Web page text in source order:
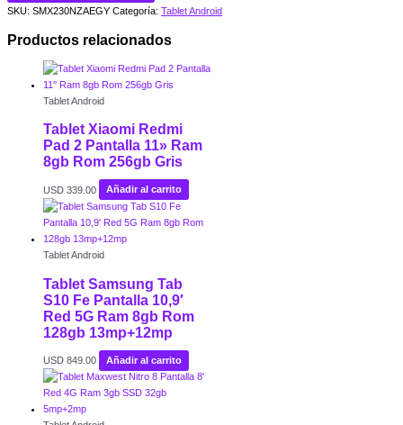
SKU: SMX230NZAEGY Categoría: Tablet Android
Productos relacionados
Tablet Android
Tablet Xiaomi Redmi
Pad 2 Pantalla 11» Ram
8gb Rom 256gb Gris
USD 339.00 Añadir al carrito
Tablet Android
Tablet Samsung Tab
S10 Fe Pantalla 10,9′
Red 5G Ram 8gb Rom
128gb 13mp+12mp
USD 849.00 Añadir al carrito